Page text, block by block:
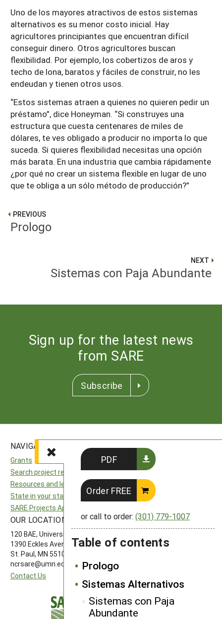
PDF
Order FREE
or call to order: (301) 779-1007
Table of contents
Prologo
Sistemas Alternativos
Sistemas con Paja
Abundante
Uno de los mayores atractivos de estos sistemas
alternativos es su menor costo inicial. Hay
agricultores principiantes que encuentran difícil
conseguir dinero. Otros agricultores buscan
flexibilidad. Por ejemplo, los cobertizos de aros y
techo de lona, baratos y fáciles de construir, no les
endeudan y tienen otros usos.
“Estos sistemas atraen a quienes no quieren pedir un
préstamo”, dice Honeyman. “Si construyes una
estructura que cuesta centenares de miles de
dólares, te ves obligado a producir no importa lo que
suceda. Si quieres flexibilidad necesitas una opción
más barata. En una industria que cambia rápidamente
¿por qué no crear un sistema flexible en lugar de uno
que te obliga a un sólo método de producción?”
PREVIOUS
Prologo
NEXT
Sistemas con Paja Abundante
Sign up for the latest news
from SARE
Subscribe
NAVIGATION
Grants
Search project reports
Resources and learning
State in your state
SARE Projects Application and Reporting
National SARE
North Central SARE
Northeast SARE
Southern SARE
OUR LOCATION
120 BAE, University of Minnesota
1390 Eckles Avenue
St. Paul, MN 55108 612-626-3113
ncrsare@umn.edu
Contact Us
FOLLOW US